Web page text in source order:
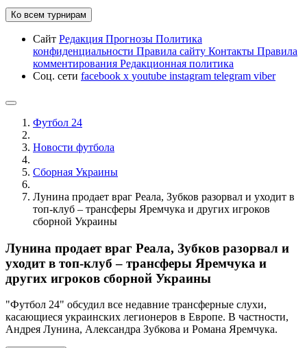
Ко всем турнирам
Сайт Редакция Прогнозы Политика
конфиденциальности Правила сайту Контакты Правила
комментирования Редакционная политика
Соц. сети facebook x youtube instagram telegram viber
Футбол 24
Новости футбола
Сборная Украины
Лунина продает враг Реала, Зубков разорвал и уходит в
топ-клуб – трансферы Яремчука и других игроков
сборной Украины
Лунина продает враг Реала, Зубков разорвал и
уходит в топ-клуб – трансферы Яремчука и
других игроков сборной Украины
"Футбол 24" обсудил все недавние трансферные слухи,
касающиеся украинских легионеров в Европе. В частности,
Андрея Лунина, Александра Зубкова и Романа Яремчука.